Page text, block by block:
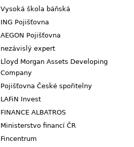
Vysoká škola báňská
ING Pojišťovna
AEGON Pojišťovna
nezávislý expert
Lloyd Morgan Assets Developing
Company
Pojišťovna České spořitelny
LAFiN Invest
FINANCE ALBATROS
Ministerstvo financí ČR
Fincentrum